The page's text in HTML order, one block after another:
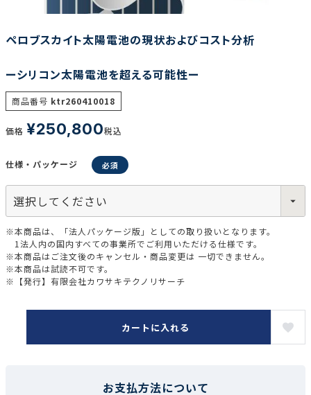
調査の種類で選ぶ
リセット
ペロブスカイト太陽電池の現状およびコスト分析
ーシリコン太陽電池を超える可能性ー
商品番号 ktr260410018
価格 ¥250,800税込
仕様・パッケージ
※本商品は、「法人パッケージ版」としての取り扱いとなります。
1法人内の国内すべての事業所でご利用いただける仕様です。
※本商品はご注文後のキャンセル・商品変更は 一切できません。
※本商品は試読不可です。
※【発行】有限会社カワサキテクノリサーチ
カートに入れる
お支払方法について